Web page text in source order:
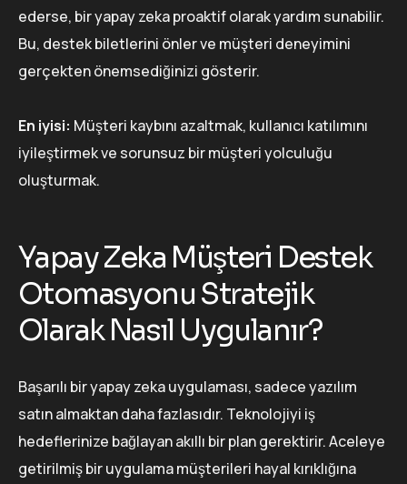
ederse, bir yapay zeka proaktif olarak yardım sunabilir.
Bu, destek biletlerini önler ve müşteri deneyimini
gerçekten önemsediğinizi gösterir.
En iyisi: Müşteri kaybını azaltmak, kullanıcı katılımını
iyileştirmek ve sorunsuz bir müşteri yolculuğu
oluşturmak.
Yapay Zeka Müşteri Destek
Otomasyonu Stratejik
Olarak Nasıl Uygulanır?
Başarılı bir yapay zeka uygulaması, sadece yazılım
satın almaktan daha fazlasıdır. Teknolojiyi iş
hedeflerinize bağlayan akıllı bir plan gerektirir. Aceleye
getirilmiş bir uygulama müşterileri hayal kırıklığına